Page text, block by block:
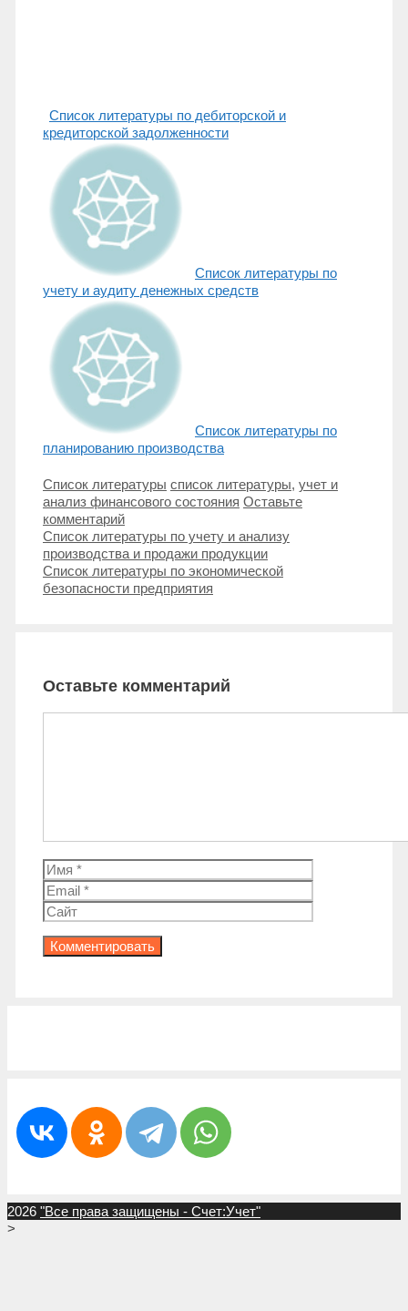
Список литературы по дебиторской и
кредиторской задолженности
Список литературы по
учету и аудиту денежных средств
Список литературы по
планированию производства
Рубрики
Список литературы Метки
список литературы, учет и
анализ финансового состояния Оставьте
комментарий
Навигация
записи
Список литературы по учету и анализу
производства и продажи продукции
Список литературы по экономической
безопасности предприятия
Оставьте комментарий
Имя
2026 "Все права защищены - Счет:Учет"
>